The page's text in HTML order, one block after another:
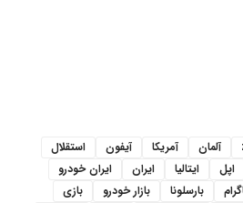
آلمان آمریکا آیفون
استقلال
اپل ایتالیا ایران
ایران خودرو
بارسلونا بازار خودرو
بازی